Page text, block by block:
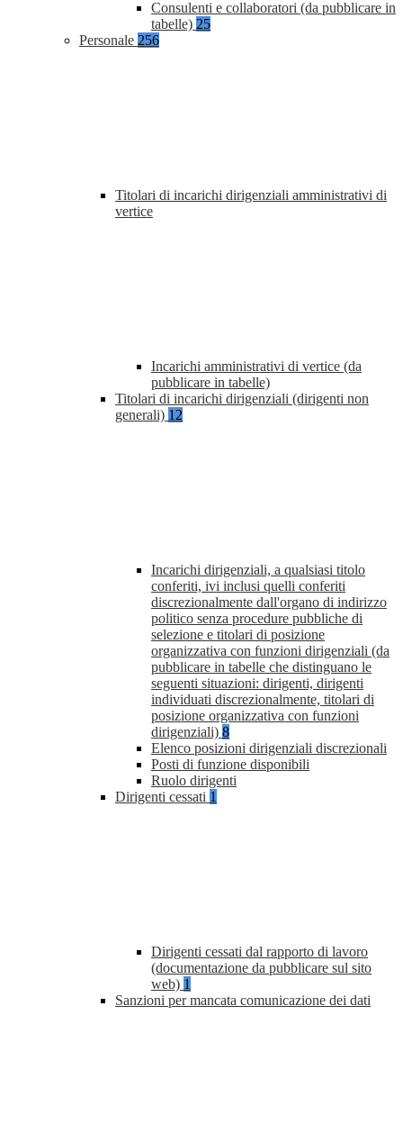
Consulenti e collaboratori (da pubblicare in
tabelle) 25
Personale 256
Titolari di incarichi dirigenziali amministrativi di
vertice
Incarichi amministrativi di vertice (da
pubblicare in tabelle)
Titolari di incarichi dirigenziali (dirigenti non
generali) 12
Incarichi dirigenziali, a qualsiasi titolo
conferiti, ivi inclusi quelli conferiti
discrezionalmente dall'organo di indirizzo
politico senza procedure pubbliche di
selezione e titolari di posizione
organizzativa con funzioni dirigenziali (da
pubblicare in tabelle che distinguano le
seguenti situazioni: dirigenti, dirigenti
individuati discrezionalmente, titolari di
posizione organizzativa con funzioni
dirigenziali) 8
Elenco posizioni dirigenziali discrezionali
Posti di funzione disponibili
Ruolo dirigenti
Dirigenti cessati 1
Dirigenti cessati dal rapporto di lavoro
(documentazione da pubblicare sul sito
web) 1
Sanzioni per mancata comunicazione dei dati